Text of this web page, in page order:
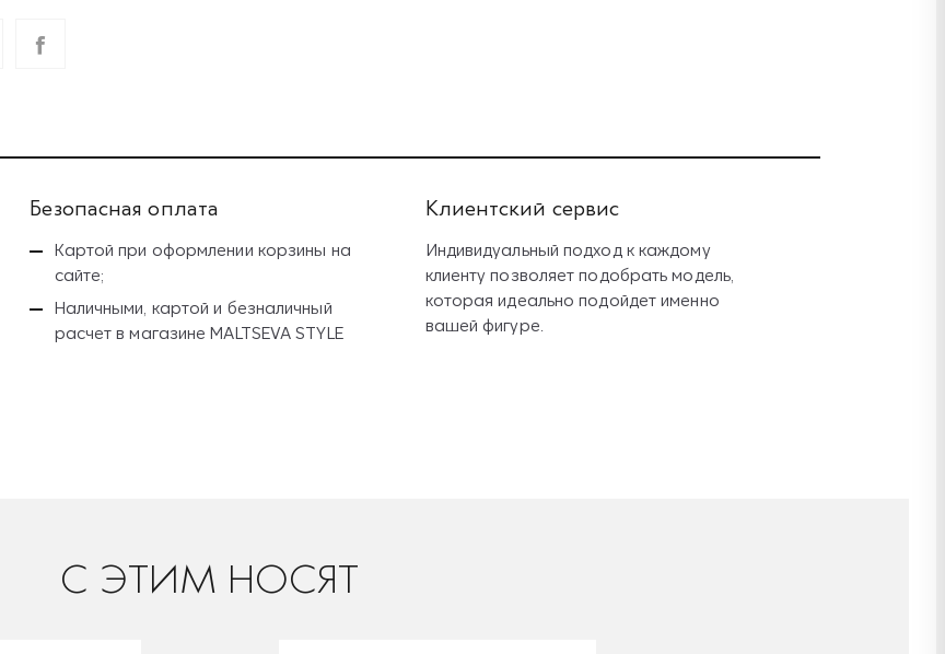
Безопасная оплата
Картой при оформлении корзины на
сайте;
Наличными, картой и безналичный
расчетв магазине MALTSEVA STYLE
Клиентский сервис
Индивидуальный подход к каждому
клиенту позволяет подобрать модель,
которая идеально подойдет именно
вашей фигуре.
C ЭТИМ НОСЯТ